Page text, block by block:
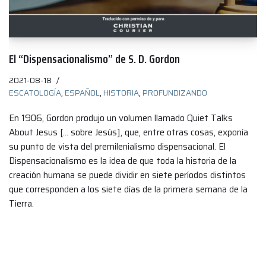
El “Dispensacionalismo” de S. D. Gordon
2021-08-18
ESCATOLOGÍA, ESPAÑOL, HISTORIA, PROFUNDIZANDO
En 1906, Gordon produjo un volumen llamado Quiet Talks
About Jesus [… sobre Jesús], que, entre otras cosas, exponía
su punto de vista del premilenialismo dispensacional. El
Dispensacionalismo es la idea de que toda la historia de la
creación humana se puede dividir en siete períodos distintos
que corresponden a los siete días de la primera semana de la
Tierra.